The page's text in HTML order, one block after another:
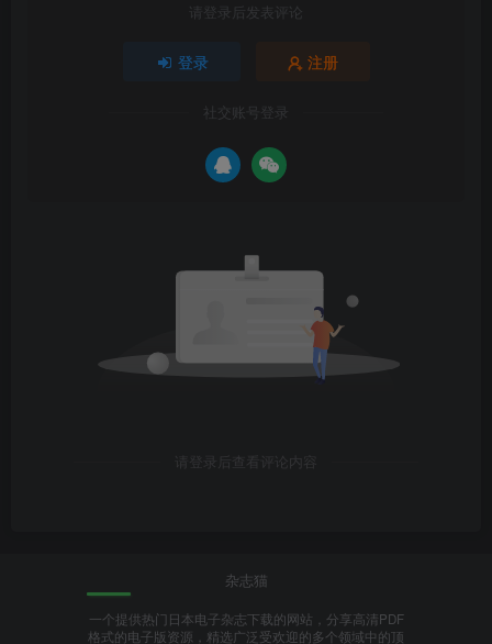
请登录后发表评论
登录 注册
社交账号登录
请登录后查看评论内容
杂志猫
一个提供热门日本电子杂志下载的网站，分享高清PDF
格式的电子版资源，精选广泛受欢迎的多个领域中的顶